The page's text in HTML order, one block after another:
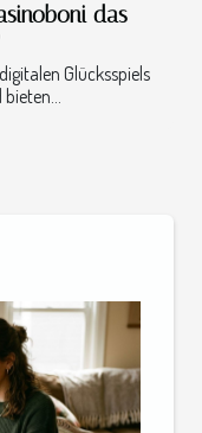
das
Glücksspiels